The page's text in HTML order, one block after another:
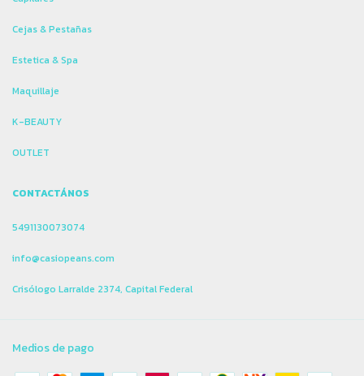
Cejas & Pestañas
Estetica & Spa
Maquillaje
K-BEAUTY
OUTLET
CONTACTÁNOS
5491130073074
info@casiopeans.com
Crisólogo Larralde 2374, Capital Federal
Medios de pago